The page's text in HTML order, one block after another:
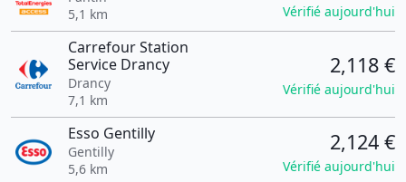
5,1 km
Vérifié aujourd'hui
Carrefour Station
Service Drancy
Drancy
7,1 km
2,118 €
Vérifié aujourd'hui
Esso Gentilly
Gentilly
5,6 km
2,124 €
Vérifié aujourd'hui